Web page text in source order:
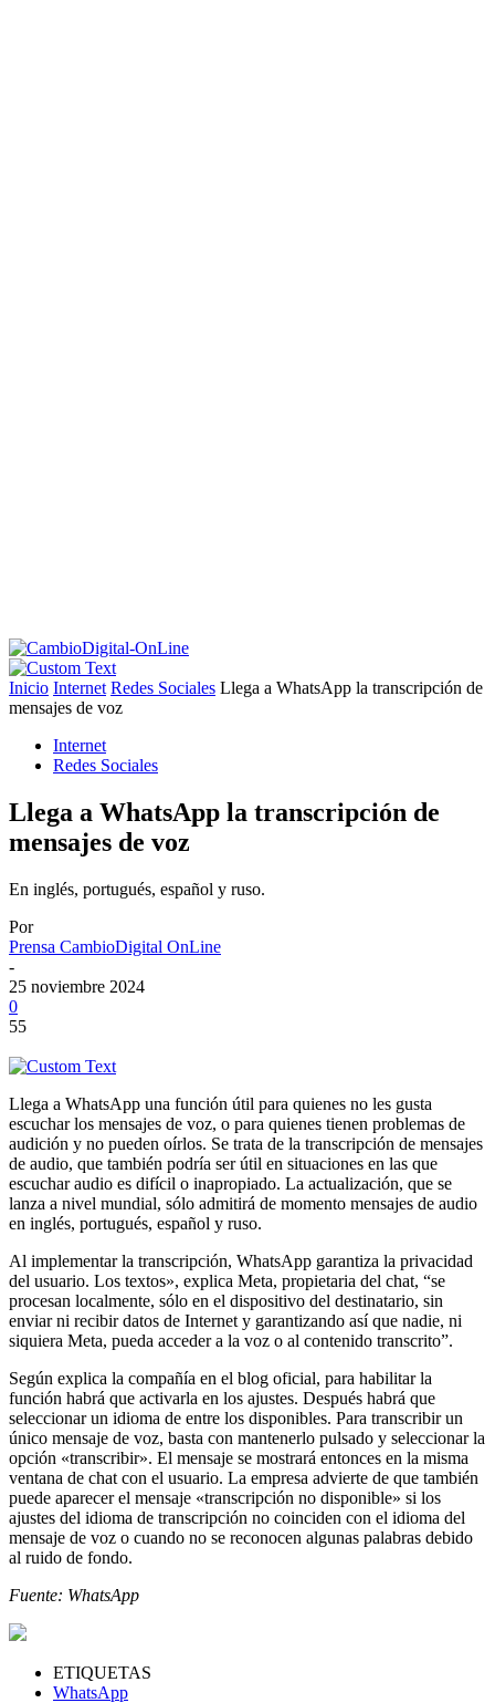
Inicio Internet Redes Sociales Llega a WhatsApp la transcripción de
mensajes de voz
Internet
Redes Sociales
Llega a WhatsApp la transcripción de
mensajes de voz
En inglés, portugués, español y ruso.
Por
Prensa CambioDigital OnLine
-
25 noviembre 2024
0
55
Llega a WhatsApp una función útil para quienes no les gusta
escuchar los mensajes de voz, o para quienes tienen problemas de
audición y no pueden oírlos. Se trata de la transcripción de mensajes
de audio, que también podría ser útil en situaciones en las que
escuchar audio es difícil o inapropiado. La actualización, que se
lanza a nivel mundial, sólo admitirá de momento mensajes de audio
en inglés, portugués, español y ruso.
Al implementar la transcripción, WhatsApp garantiza la privacidad
del usuario. Los textos», explica Meta, propietaria del chat, “se
procesan localmente, sólo en el dispositivo del destinatario, sin
enviar ni recibir datos de Internet y garantizando así que nadie, ni
siquiera Meta, pueda acceder a la voz o al contenido transcrito”.
Según explica la compañía en el blog oficial, para habilitar la
función habrá que activarla en los ajustes. Después habrá que
seleccionar un idioma de entre los disponibles. Para transcribir un
único mensaje de voz, basta con mantenerlo pulsado y seleccionar la
opción «transcribir». El mensaje se mostrará entonces en la misma
ventana de chat con el usuario. La empresa advierte de que también
puede aparecer el mensaje «transcripción no disponible» si los
ajustes del idioma de transcripción no coinciden con el idioma del
mensaje de voz o cuando no se reconocen algunas palabras debido
al ruido de fondo.
Fuente: WhatsApp
ETIQUETAS
WhatsApp